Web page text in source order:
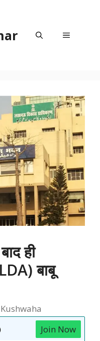
Menu
ही
बाबू
Join Now